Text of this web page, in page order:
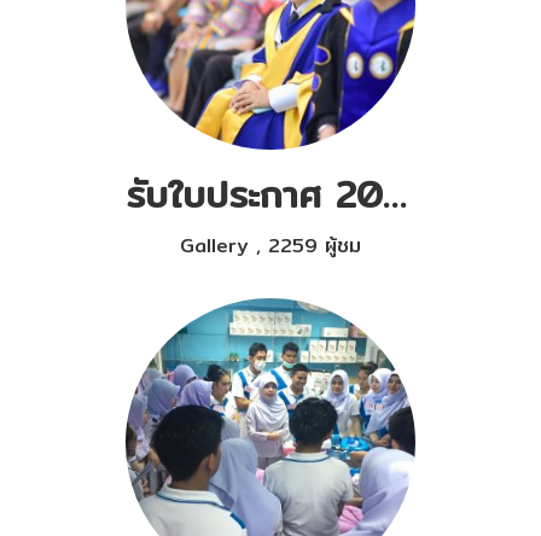
รับใบประกาศ 2019
Gallery , 2259 ผู้ชม